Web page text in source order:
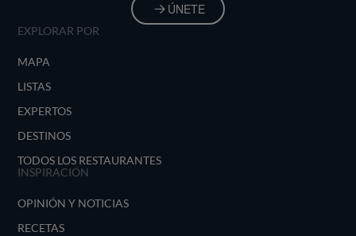
ÚNETE
EXPLORAR POR
MAPA
LISTAS
EXPERTOS
DESTINOS
TODOS LOS RESTAURANTES
INSPIRACIÓN
OPINIÓN Y NOTICIAS
RECETAS